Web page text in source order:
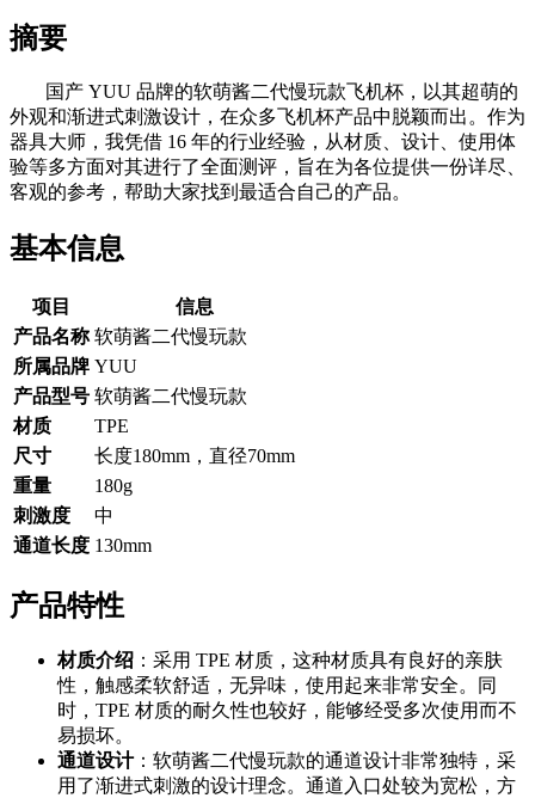
摘要
国产 YUU 品牌的软萌酱二代慢玩款飞机杯，以其超萌的
外观和渐进式刺激设计，在众多飞机杯产品中脱颖而出。作为
器具大师，我凭借 16 年的行业经验，从材质、设计、使用体
验等多方面对其进行了全面测评，旨在为各位提供一份详尽、
客观的参考，帮助大家找到最适合自己的产品。
基本信息
项目
信息
产品名称 软萌酱二代慢玩款
所属品牌 YUU
产品型号 软萌酱二代慢玩款
材质
TPE
尺寸
长度180mm，直径70mm
重量
180g
刺激度
中
通道长度 130mm
产品特性
材质介绍 ：采用 TPE 材质，这种材质具有良好的亲肤
性，触感柔软舒适，无异味，使用起来非常安全。同
时，TPE 材质的耐久性也较好，能够经受多次使用而不
易损坏。
通道设计：软萌酱二代慢玩款的通道设计非常独特，采
用了渐进式刺激的设计理念。通道入口处较为宽松，方